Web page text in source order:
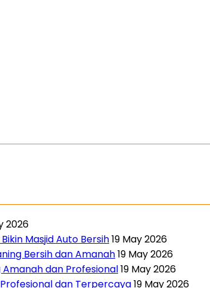
2026
Masjid Auto Bersih19 May 2026
Bersih dan Amanah19 May 2026
dan Profesional19 May 2026
dan Terpercaya19 May 2026